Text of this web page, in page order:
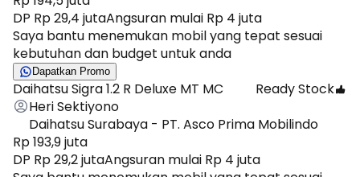
DP Rp 29,4 jutaAngsuran mulai Rp 4 juta
Saya bantu menemukan mobil yang tepat sesuai
kebutuhan dan budget untuk anda
Dapatkan Promo
Daihatsu Sigra 1.2 R Deluxe MT MC
Ready Stock
Heri Sektiyono
Daihatsu Surabaya - PT. Asco Prima Mobilindo
Rp 193,9 juta
DP Rp 29,2 jutaAngsuran mulai Rp 4 juta